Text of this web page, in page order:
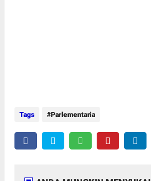
Tags Parlementaria